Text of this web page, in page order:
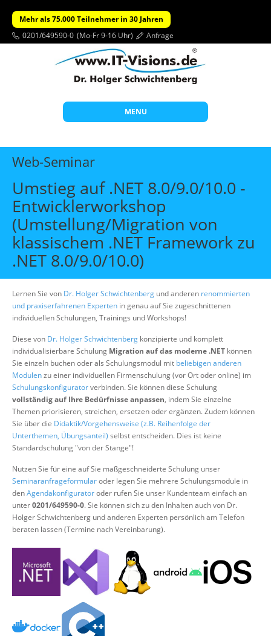
Mehr als 75.000 Teilnehmer in 30 Jahren
0201/649590-0 (Mo-Fr 9-16 Uhr) Anfrage
MENU
Start
Themen
Beratung
Individuelle Schulungen
Offene Seminare
Wissen
Über uns
Suche
Web-Seminar
Umstieg auf .NET 8.0/9.0/10.0 -
Entwicklerworkshop
(Umstellung/Migration von
klassischem .NET Framework zu
.NET 8.0/9.0/10.0)
Lernen Sie von Dr. Holger Schwichtenberg und anderen renommierten
und praxiserfahrenen Experten in genau auf Sie zugeschnittenen
individuellen Schulungen, Trainings und Workshops!
Diese von Dr. Holger Schwichtenberg konzipierte und komplett
individualisierbare Schulung Migration auf das moderne .NET können
Sie einzeln buchen oder als Schulungsmodul mit beliebigen anderen
Modulenzu einer individuellen Firmenschulung (vor Ort oder online) im
Schulungskonfiguratorverbinden. Sie können diese Schulung
vollständig auf Ihre Bedürfnisse anpassen, indem Sie einzelne
Themen priorisieren, streichen, ersetzen oder ergänzen. Zudem können
Sie über die Didaktik/Vorgehensweise (z.B. Reihenfolge der
Unterthemen, Übungsanteil) selbst entscheiden. Dies ist keine
Standardschulung "von der Stange"!
Nutzen Sie für eine auf Sie maßgeschneiderte Schulung unser
Seminaranfrageformularoder legen Sie mehrere Schulungsmodule in
denAgendakonfiguratoroder rufen Sie unser Kundenteam einfach an
unter0201/649590-0. Sie können sich zu den Inhalten auch von Dr.
Holger Schwichtenberg und anderen Experten persönlich am Telefon
beraten lassen (Termine nach Vereinbarung).